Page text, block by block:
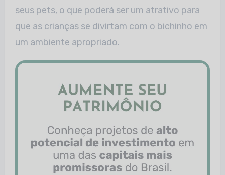
seus pets, o que poderá ser um atrativo para
que as crianças se divirtam com o bichinho em
um ambiente apropriado.